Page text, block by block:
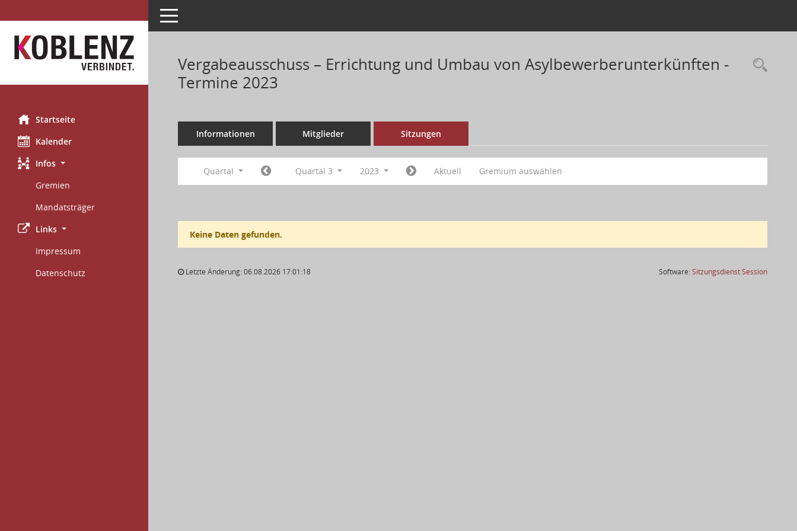
Startseite
Kalender
Infos
Gremien
Mandatsträger
Links
Impressum
Datenschutz
Toggle navigation
Vergabeausschuss – Errichtung und Umbau von Asylbewerberunterkünften -
Termine 2023
Informationen Mitglieder Sitzungen
Quartal Quartal 3 2023 Aktuell Gremium auswählen
Keine Daten gefunden.
Letzte Änderung: 06.08.2026 17:01:18 Software:SitzungsdienstSession(Wird in